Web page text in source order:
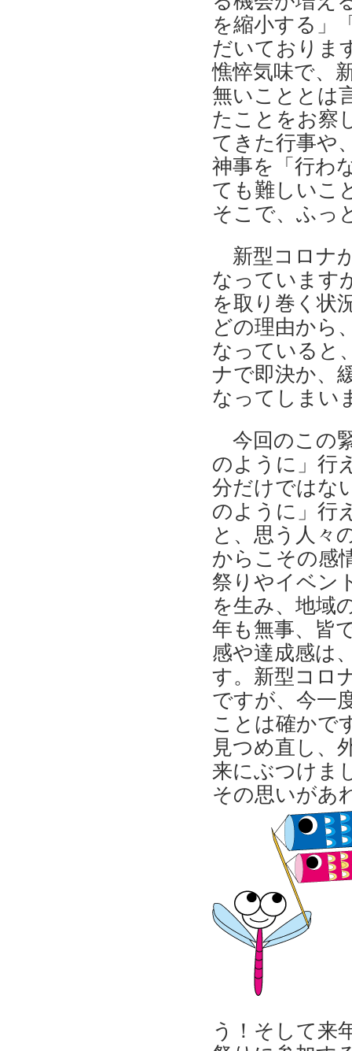
を縮小する」
だいておりま
憔悴気味で、
無いこととは
たことをお察
てきた行事や
神事を「行わ
ても難しいこ
そこで、ふっ
新型コロナ
なっています
を取り巻く状
どの理由から
なっていると
ナで即決か、
なってしまい
今回のこの
のように」行
分だけではな
のように」行
と、思う人々
からこその感
祭りやイベン
を生み、地域
年も無事、皆
感や達成感は
す。新型コロ
ですが、今一
ことは確かで
見つめ直し、
来にぶつけま
その思いがあ
う！そして来